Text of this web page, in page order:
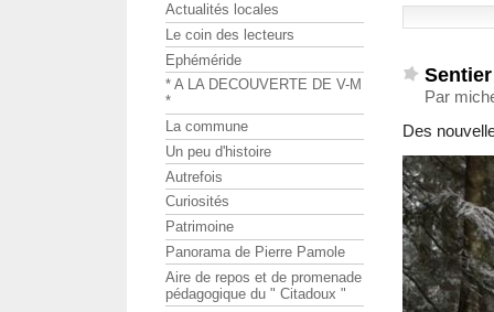
Par
Des
Actualités locales
Le coin des lecteurs
Ephéméride
* A LA DECOUVERTE DE V-M
*
La commune
Un peu d'histoire
Autrefois
Curiosités
Patrimoine
Panorama de Pierre Pamole
Aire de repos et de promenade
pédagogique du " Citadoux "